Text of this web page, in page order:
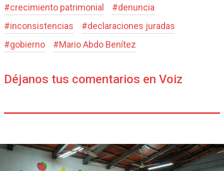
#crecimiento patrimonial #denuncia
#inconsistencias #declaraciones juradas
#gobierno #Mario Abdo Benítez
Déjanos tus comentarios en Voiz